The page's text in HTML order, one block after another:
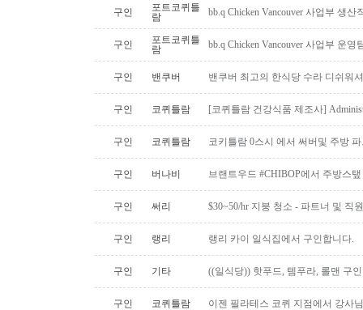
구인
포트코퀴틀
람
bb.q Chicken Vancouver 사업부 생
구인
포트코퀴틀
람
bb.q Chicken Vancouver 사업부 운
구인 밴쿠버 밴쿠버 최고의 한식당 수라 디쉬워
구인 코퀴틀람 [코퀴틀람 건강식품 제조사]
구인 코퀴틀람 코키틀람 0스시 에서 써버및 주방
구인 버나비 브랜트우드 #CHIBOP에서 주방스
구인 써리 $30~50/hr 지붕 청소 - 파트너 및 직
구인 랭리 랭리 카이 일식집에서 구인합니다.
구인 기타 ((일식당)) 핫푸드, 템푸라, 롤맨 구
구인 코퀴틀람 이젠 필라테스 코퀴 지점에서 강사